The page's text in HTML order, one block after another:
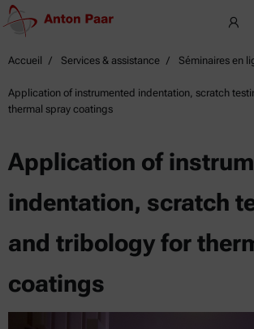
Accueil Services & assistance Séminaires en
Application of instrumented indentation, scratch
thermal spray coatings
Application of
indentation, scratch
and tribology for
coatings